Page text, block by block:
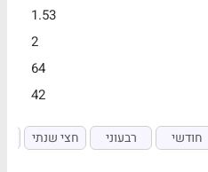
1.53
2
64
42
חודשי רבעוני חצי שנתי